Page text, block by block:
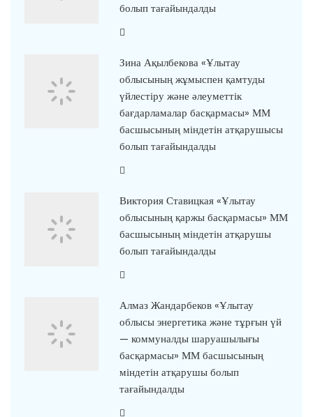
болып тағайындалды
Зина Ақылбекова «Ұлытау
облысының жұмыспен қамтуды
үйлестіру және әлеуметтік
бағдарламалар басқармасы» ММ
басшысының міндетін атқарушысы
болып тағайындалды
Виктория Ставицкая «Ұлытау
облысының қаржы басқармасы» ММ
басшысының міндетін атқарушы
болып тағайындалды
Алмаз Жандарбеков «Ұлытау
облысы энергетика және тұрғын үй
— коммуналды шаруашылығы
басқармасы» ММ басшысының
міндетін атқарушы болып
тағайындалды